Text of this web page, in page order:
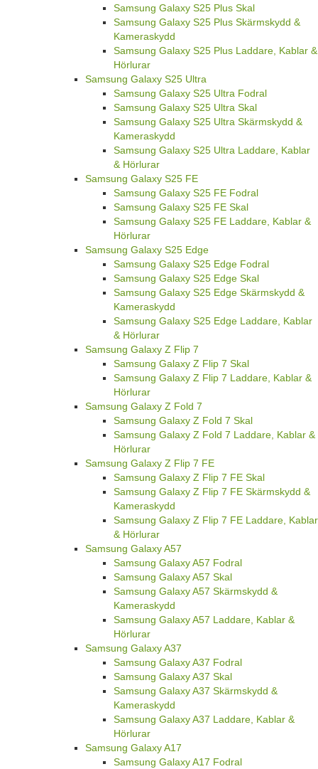
Samsung Galaxy S25 Plus Skal
Samsung Galaxy S25 Plus Skärmskydd &
Kameraskydd
Samsung Galaxy S25 Plus Laddare, Kablar &
Hörlurar
Samsung Galaxy S25 Ultra
Samsung Galaxy S25 Ultra Fodral
Samsung Galaxy S25 Ultra Skal
Samsung Galaxy S25 Ultra Skärmskydd &
Kameraskydd
Samsung Galaxy S25 Ultra Laddare, Kablar
& Hörlurar
Samsung Galaxy S25 FE
Samsung Galaxy S25 FE Fodral
Samsung Galaxy S25 FE Skal
Samsung Galaxy S25 FE Laddare, Kablar &
Hörlurar
Samsung Galaxy S25 Edge
Samsung Galaxy S25 Edge Fodral
Samsung Galaxy S25 Edge Skal
Samsung Galaxy S25 Edge Skärmskydd &
Kameraskydd
Samsung Galaxy S25 Edge Laddare, Kablar
& Hörlurar
Samsung Galaxy Z Flip 7
Samsung Galaxy Z Flip 7 Skal
Samsung Galaxy Z Flip 7 Laddare, Kablar &
Hörlurar
Samsung Galaxy Z Fold 7
Samsung Galaxy Z Fold 7 Skal
Samsung Galaxy Z Fold 7 Laddare, Kablar &
Hörlurar
Samsung Galaxy Z Flip 7 FE
Samsung Galaxy Z Flip 7 FE Skal
Samsung Galaxy Z Flip 7 FE Skärmskydd &
Kameraskydd
Samsung Galaxy Z Flip 7 FE Laddare, Kablar
& Hörlurar
Samsung Galaxy A57
Samsung Galaxy A57 Fodral
Samsung Galaxy A57 Skal
Samsung Galaxy A57 Skärmskydd &
Kameraskydd
Samsung Galaxy A57 Laddare, Kablar &
Hörlurar
Samsung Galaxy A37
Samsung Galaxy A37 Fodral
Samsung Galaxy A37 Skal
Samsung Galaxy A37 Skärmskydd &
Kameraskydd
Samsung Galaxy A37 Laddare, Kablar &
Hörlurar
Samsung Galaxy A17
Samsung Galaxy A17 Fodral